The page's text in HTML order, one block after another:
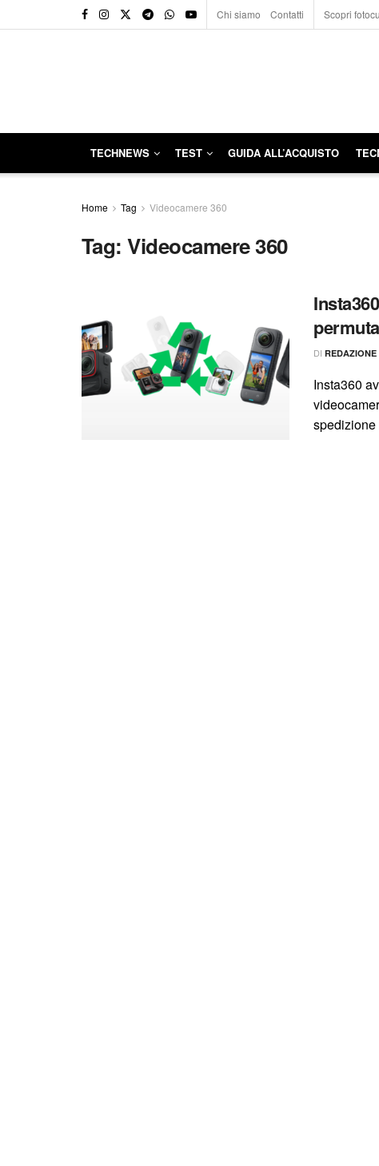
Chi siamo Contatti Scopri
TECHNEWS TEST GUIDA ALL’ACQUISTO
Home Tag Videocamere 360
Tag:Videocamere 360
DI
Insta360
spedizione